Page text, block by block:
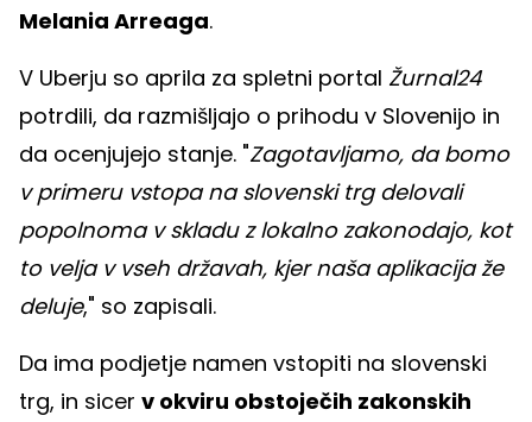
Melania Arreaga.
V Uberju so aprila za spletni portal Žurnal24
potrdili, da razmišljajo o prihodu v Slovenijo in
da ocenjujejo stanje. "Zagotavljamo, da bomo
v primeru vstopa na slovenski trg delovali
popolnoma v skladu z lokalno zakonodajo, kot
to velja v vseh državah, kjer naša aplikacija že
deluje," so zapisali.
Da ima podjetje namen vstopiti na slovenski
trg, in sicer v okviru obstoječih zakonskih